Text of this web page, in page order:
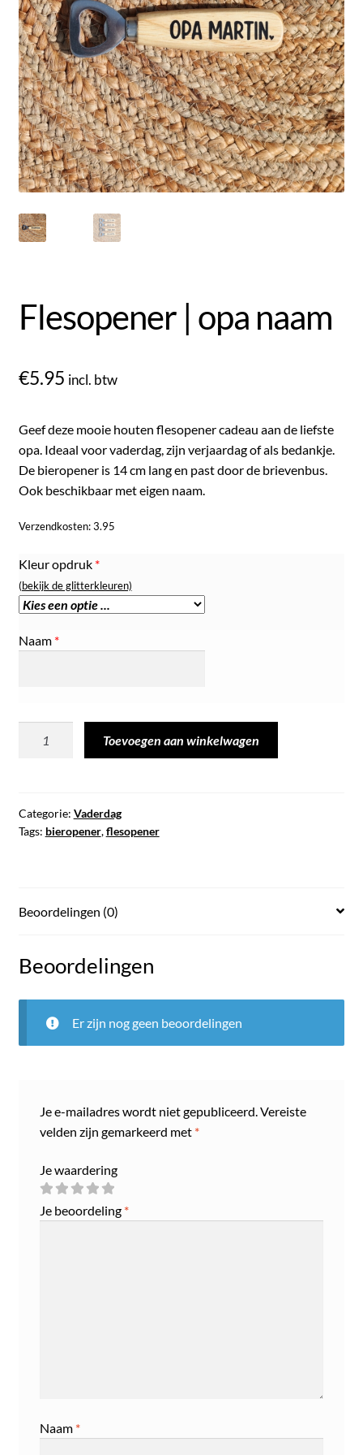
Uitverkoop
Klantenservice
Contact
Flesopener | opa naam
€5.95 incl. btw
Geef deze mooie houten flesopener cadeau aan de liefste
opa. Ideaal voor vaderdag, zijn verjaardag of als bedankje.
De bieropener is 14 cm lang en past door de brievenbus.
Ook beschikbaar met eigen naam.
Verzendkosten: 3.95
Kleur opdruk *
(bekijk de glitterkleuren)
Naam *
aantal
Toevoegen aan winkelwagen
Categorie: Vaderdag
Tags: bieropener,flesopener
Beoordelingen (0)
Beoordelingen
Er zijn nog geen beoordelingen
Je e-mailadres wordt niet gepubliceerd.Vereiste
velden zijn gemarkeerd met *
Je waardering
Je beoordeling *
Naam *